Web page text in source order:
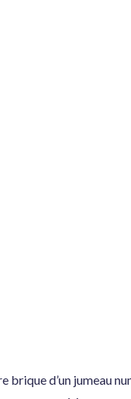
d’un jumeau